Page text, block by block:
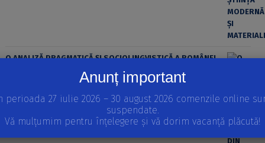
O ANALIZĂ PRAGMATICĂ ȘI SOCIOLINGVISTICĂ A ROMÂNEI
DIN REPUBLICA MOLDOVA: MARCATORII DISCURSIVI
Anunț important
perioada 27 iulie 2026 – 30 august 2026 comenzile online
suspendate.
Vă mulțumim pentru înțelegere și vă dorim vacanță plăcută!